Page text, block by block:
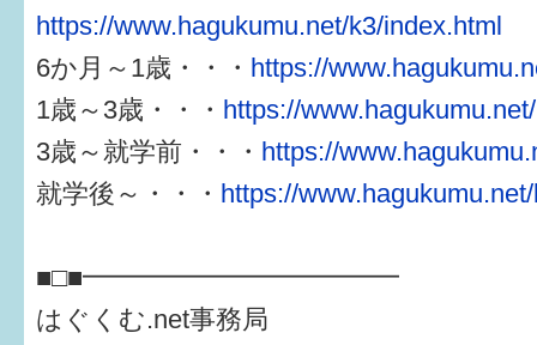
https://www.hagukumu.net/k3/index.html
6か月～1歳・・・ https://
1歳～3歳・・・ https://
3歳～就学前・・・ https://
就学後～・・・ https://
■□■━━━━━━━━━━━━
はぐくむ.net事務局